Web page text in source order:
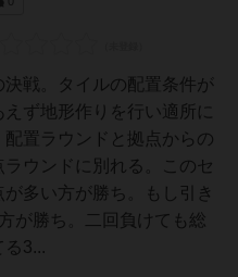
決戦。タイルの配置条件が
ず地形作りを行い適所に
置ラウンドと拠点からの
ウンドに別れる。このセ
多い方が勝ち。もし引き
が勝ち。二回負けても総
る3...